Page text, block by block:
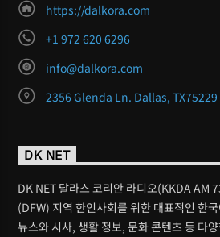
https://dalkora.com
+1 972 620 6296
info@dalkora.com
2356 Glenda Ln. Dallas, TX75229
DK NET
DK NET 달라스 코리안 라디오(KKDA AM
(DFW) 지역 한인사회를 위한 대표적인 한
뉴스와 시사, 생활 정보, 문화 콘텐츠 등 다